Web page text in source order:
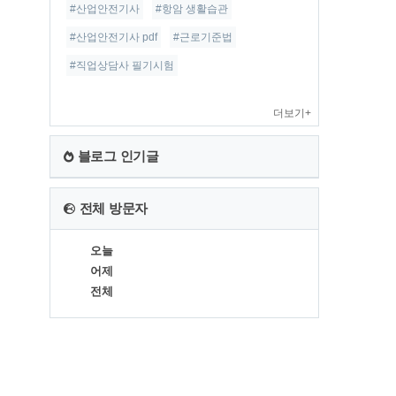
#산업안전기사 #항암 생활습관
#산업안전기사 pdf #근로기준법
#직업상담사 필기시험
더보기+
블로그 인기글
전체 방문자
오늘
어제
전체